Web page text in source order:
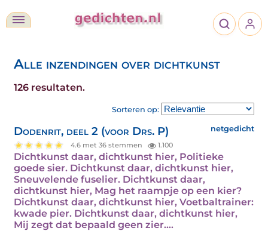
Alle inzendingen over dichtkunst
126 resultaten.
Sorteren op:
Dodenrit, deel 2 (voor Drs. P) netgedicht
4.6 met 36 stemmen 1.100
Dichtkunst daar, dichtkunst hier, Politieke
goede sier. Dichtkunst daar, dichtkunst hier,
Sneuvelende fuselier. Dichtkunst daar,
dichtkunst hier, Mag het raampje op een kier?
Dichtkunst daar, dichtkunst hier, Voetbaltrainer:
kwade pier. Dichtkunst daar, dichtkunst hier,
Mij zegt dat bepaald geen zier.…